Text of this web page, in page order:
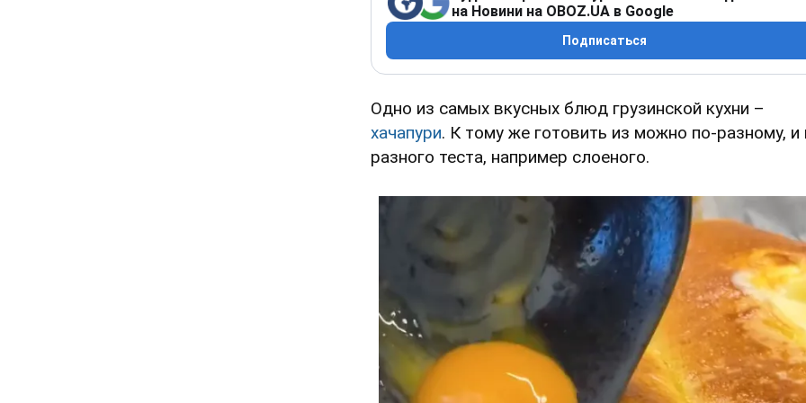
на Новини на OBOZ.UA в Google
Подписаться
Одно из самых вкусных блюд грузинской кухни –
хачапури. К тому же готовить из можно по-разному, и
разного теста, например слоеного.